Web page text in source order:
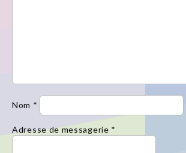
Nom *
Adresse de messagerie *